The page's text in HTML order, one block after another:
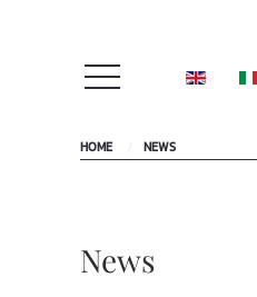
HOME NEWS
News